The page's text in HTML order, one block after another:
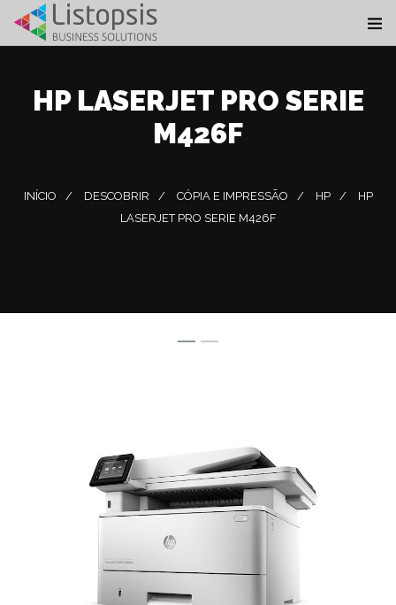
HP LASERJET PRO SERIE
M426F
INÍCIO DESCOBRIR CÓPIA E IMPRESSÃO HP
HP
LASERJET PRO SERIE M426F